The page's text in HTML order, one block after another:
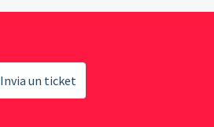
Invia un ticket